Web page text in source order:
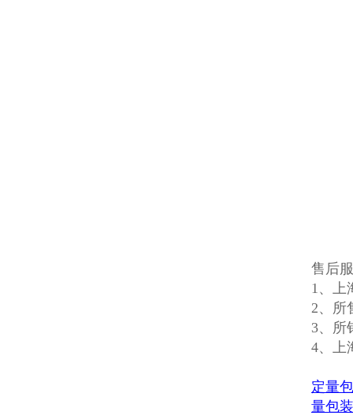
售后
1、上
2、所
3、所
4、上
定量
量包